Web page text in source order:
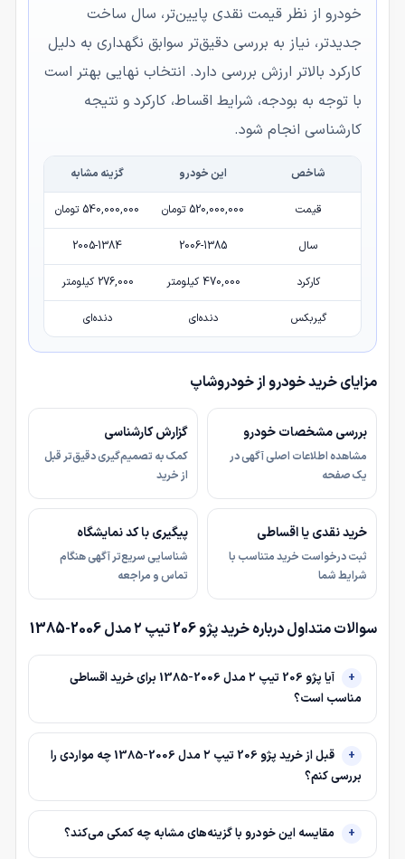
خودرو از نظر قیمت نقدی پایین‌تر، سال ساخت
جدیدتر، نیاز به بررسی دقیق‌تر سوابق نگهداری به دلیل
کارکرد بالاتر ارزش بررسی دارد. انتخاب نهایی بهتر است
با توجه به بودجه، شرایط اقساط، کارکرد و نتیجه
کارشناسی انجام شود.
شاخص این خودرو گزینه مشابه
قیمت 520,000,000 تومان 540,000,000 تومان
سال 2006-1385
2005-1384
کارکرد 470,000 کیلومتر 276,000 کیلومتر
گیربکس دنده‌ای دنده‌ای
مزایای خرید خودرو از خودروشاپ
بررسی مشخصات خودرو
مشاهده اطلاعات اصلی آگهی در
یک صفحه
گزارش کارشناسی
کمک به تصمیم‌گیری دقیق‌تر قبل
از خرید
خرید نقدی یا اقساطی
ثبت درخواست خرید متناسب با
شرایط شما
پیگیری با کد نمایشگاه
شناسایی سریع‌تر آگهی هنگام
تماس و مراجعه
سوالات متداول درباره خرید پژو 206 تیپ ۲ مدل 2006-1385
آیا پژو 206 تیپ ۲ مدل 2006-1385 برای خرید اقساطی
مناسب است؟
قبل از خرید پژو 206 تیپ ۲ مدل 2006-1385 چه مواردی را
بررسی کنم؟
مقایسه این خودرو با گزینه‌های مشابه چه کمکی می‌کند؟